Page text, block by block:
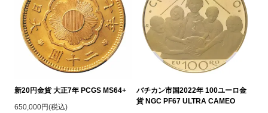
新20円金貨 大正7年 PCGS MS64+
650,000円(税込)
バチカン市国2022年 100ユーロ金
貨 NGC PF67 ULTRA CAMEO